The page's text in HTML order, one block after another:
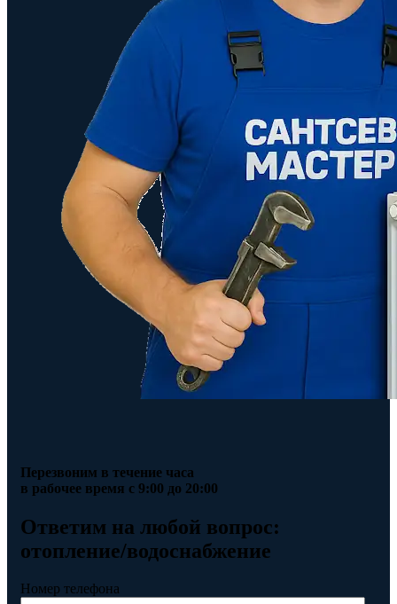
Перезвоним в течение часа
в рабочее время с 9:00 до 20:00
Ответим на любой вопрос:
отопление/водоснабжение
Номер телефона